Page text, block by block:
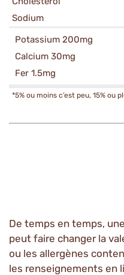
Sodium
Potassium 200mg
Calcium 30mg
Fer 1.5mg
*5% ou moins c’est peu, 15% ou
De temps en temps,
peut faire changer la
ou les allergènes
les renseignements en